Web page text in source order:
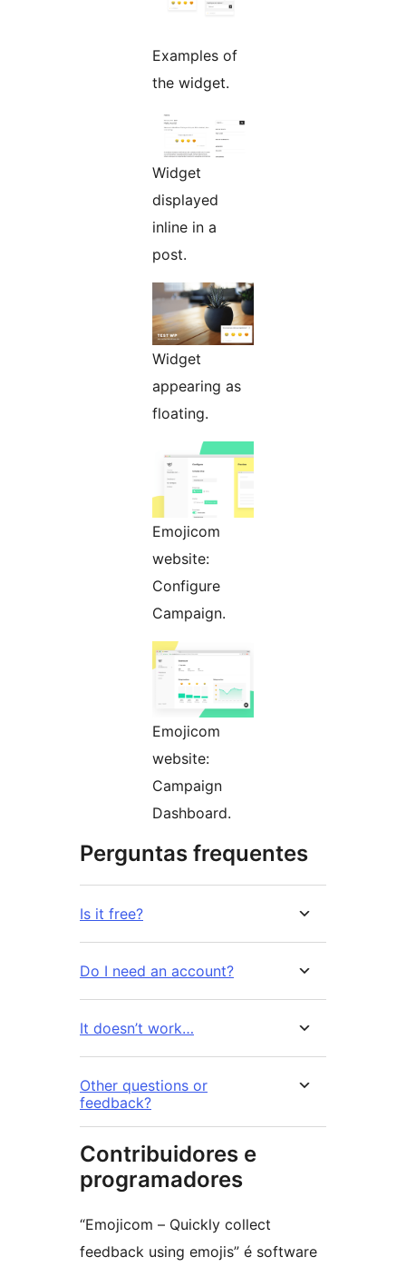
Examples of
the widget.
Widget
displayed
inline in a
post.
Widget
appearing as
floating.
Emojicom
website:
Configure
Campaign.
Emojicom
website:
Campaign
Dashboard.
Perguntas frequentes
Is it free?
Do I need an account?
It doesn’t work…
Other questions or
feedback?
Contribuidores e
programadores
“Emojicom – Quickly collect
feedback using emojis” é software